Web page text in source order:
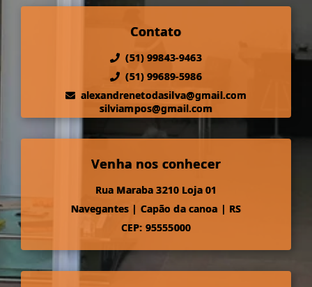
Contato
(51) 99843-9463
(51) 99689-5986
alexandrenetodasilva@gmail.com
silviampos@gmail.com
Venha nos conhecer
Rua Maraba 3210 Loja 01
Navegantes | Capão da canoa | RS
CEP: 95555000